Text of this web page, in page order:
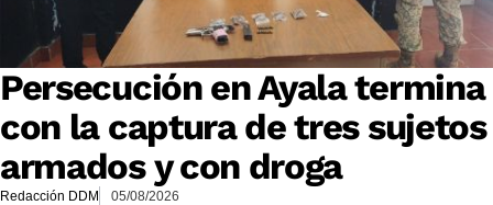
Persecución en Ayala termina
con la captura de tres sujetos
armados y con droga
Redacción DDM 05/08/2026